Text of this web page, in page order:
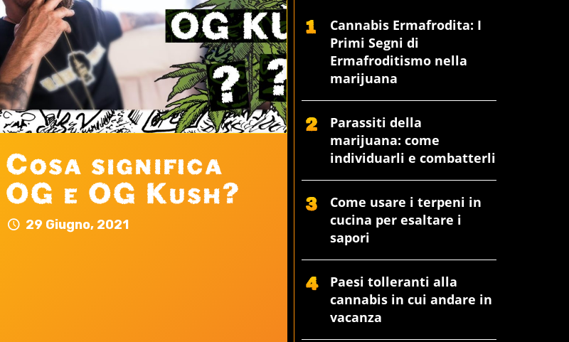
29 Giugno, 2021
Cosa significa
OG e OG Kush?
Cannabis Ermafrodita: I
Primi Segni di
Ermafroditismo nella
marijuana
Parassiti della
marijuana: come
individuarli e combatterli
Come usare i terpeni in
cucina per esaltare i
sapori
Paesi tolleranti alla
cannabis in cui andare in
vacanza